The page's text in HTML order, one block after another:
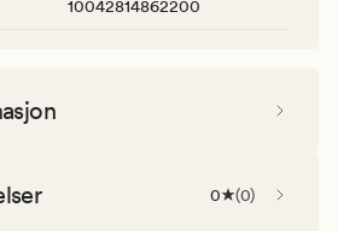
10042814862200
0 (0)